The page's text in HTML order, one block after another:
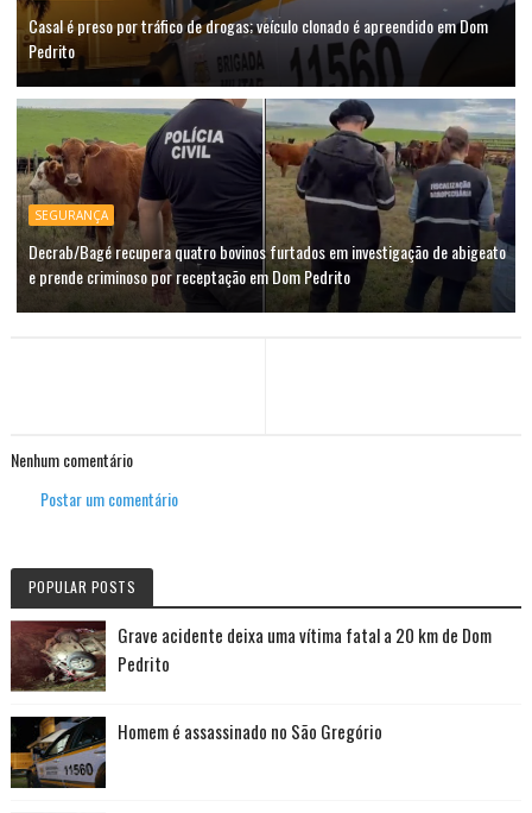
Casal é preso por tráfico de drogas; veículo clonado é apreendido em Dom
Pedrito
SEGURANÇA
Decrab/Bagé recupera quatro bovinos furtados em investigação de abigeato
e prende criminoso por receptação em Dom Pedrito
Nenhum comentário
Postar um comentário
POPULAR POSTS
Grave acidente deixa uma vítima fatal a 20 km de Dom
Pedrito
Homem é assassinado no São Gregório